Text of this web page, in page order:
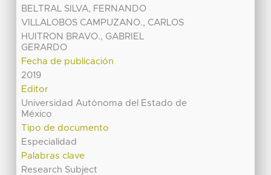
BELTRAL SILVA, FERNANDO
VILLALOBOS CAMPUZANO., CARLOS
HUITRON BRAVO., GABRIEL
GERARDO
Fecha de publicación
2019
Editor
Universidad Autónoma del Estado de
México
Tipo de documento
Especialidad
Palabras clave
Research Subject